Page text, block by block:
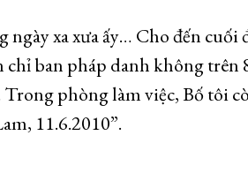
xa xưa ấy… Cho đến cuối
ban pháp danh không trên
phòng làm việc, Bố tôi
11.6.2010”.